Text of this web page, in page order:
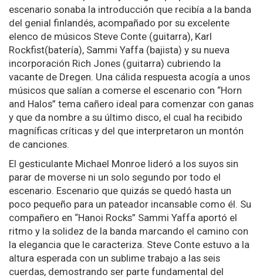
escenario sonaba la introducción que recibía a la banda
del genial finlandés, acompañado por su excelente
elenco de músicos Steve Conte (guitarra), Karl
Rockfist(batería), Sammi Yaffa (bajista) y su nueva
incorporación Rich Jones (guitarra) cubriendo la
vacante de Dregen. Una cálida respuesta acogía a unos
músicos que salían a comerse el escenario con “Horn
and Halos” tema cañero ideal para comenzar con ganas
y que da nombre a su último disco, el cual ha recibido
magníficas críticas y del que interpretaron un montón
de canciones.
El gesticulante Michael Monroe lideró a los suyos sin
parar de moverse ni un solo segundo por todo el
escenario. Escenario que quizás se quedó hasta un
poco pequeño para un pateador incansable como él. Su
compañero en “Hanoi Rocks” Sammi Yaffa aportó el
ritmo y la solidez de la banda marcando el camino con
la elegancia que le caracteriza. Steve Conte estuvo a la
altura esperada con un sublime trabajo a las seis
cuerdas, demostrando ser parte fundamental del